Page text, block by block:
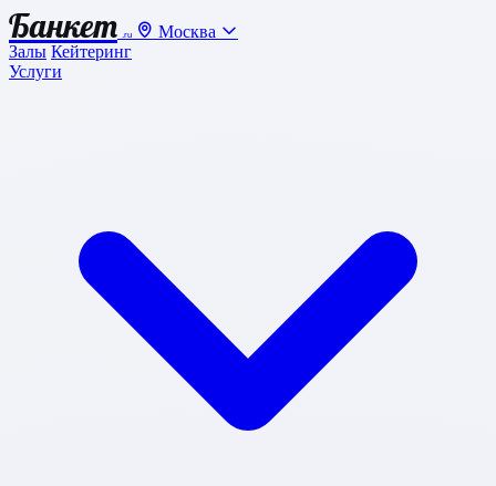
Банкет .ru
Москва
Залы Кейтеринг
Услуги